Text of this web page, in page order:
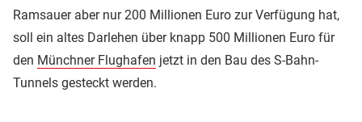
Ramsauer aber nur 200 Millionen Euro zur Verfügung hat,
soll ein altes Darlehen über knapp 500 Millionen Euro für
den Münchner Flughafen jetzt in den Bau des S-Bahn-
Tunnels gesteckt werden.